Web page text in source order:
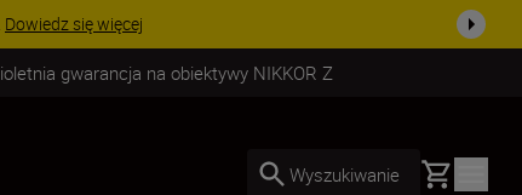
dzisiaj!KUP TERAZ
gwarancja na obiektywy NIKKOR Z
Wyszukiwanie Basket